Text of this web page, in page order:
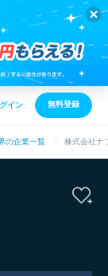
イン 無料登録
の企業一覧 株式会社ナ